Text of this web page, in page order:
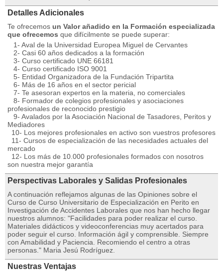
Detalles Adicionales
Te ofrecemos un Valor añadido en la Formación especializada
que ofrecemos que difícilmente se puede superar:
1- Aval de la Universidad Europea Miguel de Cervantes
2- Casi 60 años dedicados a la formación
3- Curso certificado UNE 66181
4- Curso certificado ISO 9001
5- Entidad Organizadora de la Fundación Tripartita
6- Más de 16 años en el sector pericial
7- Te asesoran expertos en la materia, no comerciales
8- Formador de colegios profesionales y asociaciones
profesionales de reconocido prestigio
9- Avalados por la Asociación Nacional de Tasadores, Peritos y
Mediadores
10- Los mejores profesionales en activo son vuestros profesores
11- Cursos de especialización de las necesidades actuales del
mercado
12- Los más de 10.000 profesionales formados con nosotros
son nuestra mejor garantía
Perspectivas Laborales y Salidas Profesionales
A continuación reflejamos algunas de las Opiniones sobre el
Curso de Curso Universitario de Especialización en Perito en
Investigación de Accidentes Laborales que nos han hecho llegar
nuestros alumnos: "Facilidades para poder realizar el curso.
Materiales didácticos y videoconferencias muy acertados para
poder seguir el curso. Información ágil y comprensible. Siempre
con Amabilidad y Paciencia. Recomiendo el centro a otras
personas." Maria Jesú Rodríguez.
Nuestras Ventajas